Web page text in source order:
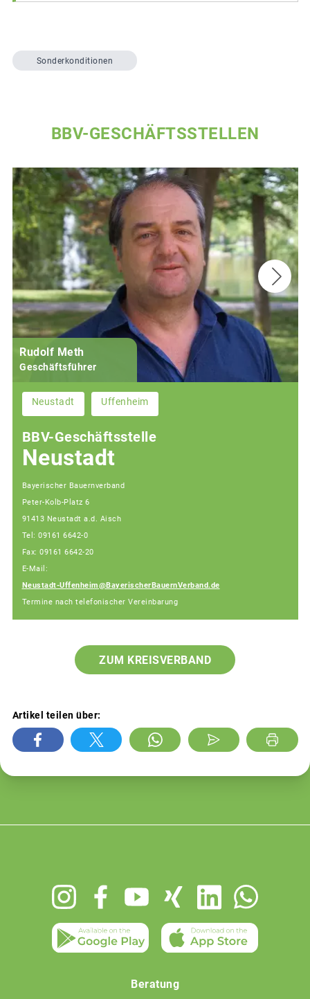
Sonderkonditionen
BBV-GESCHÄFTSSTELLEN
Rudolf Meth
Geschäftsführer
Neustadt Uffenheim
BBV-Geschäftsstelle
Neustadt
Bayerischer Bauernverband
Peter-Kolb-Platz 6
91413 Neustadt a.d. Aisch
Tel: 09161 6642-0
Fax: 09161 6642-20
E-Mail:
Neustadt-Uffenheim@BayerischerBauernVerband.de
Termine nach telefonischer Vereinbarung
ZUM KREISVERBAND
Artikel teilen über:
Beratung